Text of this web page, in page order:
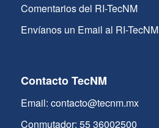
Comentarios del RI-TecNM
Envíanos un Email al RI-TecNM
Contacto TecNM
Email: contacto@tecnm.mx
Conmutador: 55 36002500